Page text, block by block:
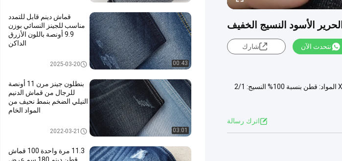
نتحدث الآن شارك
ز14 أونصة، 100 ٪ القطن، بيزو بيزادو، tela de mezclilla cruda، مادة الجينز de mezclilla رقم المنتج: X0518H المواد: قطن بنسبة 100% النسيج: 2/1
اترك رسالة
00:43
قماش دينم قابل للتمدد
مناسب للجينز النسائي بوزن
9.9 أونصة باللون الأزرق
الداكن
تمتد قماش الدينيم2025-03-20
03:01
بنطلون جينز مرن 11 أونصة
للرجال من قماش الدنيم
النيلي الضخم بنمط نحيف من
المواد الخام
نسيج قطن بوليستر سبانديكس دين
2022-03-21
11.3 مرة واحدة 100 قماش